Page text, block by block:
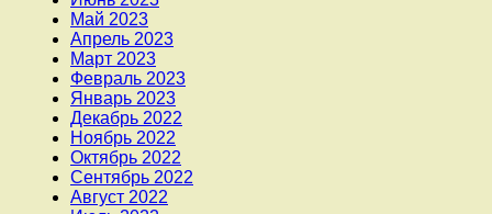
Май 2023
Апрель 2023
Март 2023
Февраль 2023
Январь 2023
Декабрь 2022
Ноябрь 2022
Октябрь 2022
Сентябрь 2022
Август 2022